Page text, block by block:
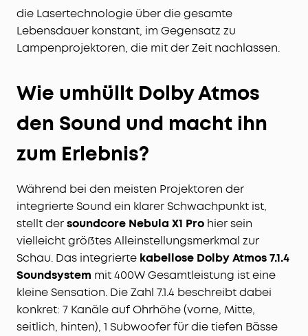
die Lasertechnologie über die gesamte
Lebensdauer konstant, im Gegensatz zu
Lampenprojektoren, die mit der Zeit nachlassen.
Wie umhüllt Dolby Atmos
den Sound und macht ihn
zum Erlebnis?
Während bei den meisten Projektoren der
integrierte Sound ein klarer Schwachpunkt ist,
stellt dersoundcore Nebula X1 Pro hier sein
vielleicht größtes Alleinstellungsmerkmal zur
Schau. Das integrierte kabellose Dolby Atmos 7.1.4
Soundsystem mit 400W Gesamtleistung ist eine
kleine Sensation. Die Zahl 7.1.4 beschreibt dabei
konkret: 7 Kanäle auf Ohrhöhe (vorne, Mitte,
seitlich, hinten), 1 Subwoofer für die tiefen Bässe